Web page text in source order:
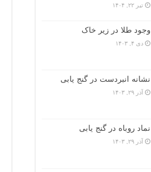
تیر ۲۲, ۱۴۰۴
وجود طلا در زیر خاک
دی ۴, ۱۴۰۳
نشانه انبردست در گنج یابی
آذر ۲۹, ۱۴۰۳
نماد روباه در گنج یابی
آذر ۲۹, ۱۴۰۳